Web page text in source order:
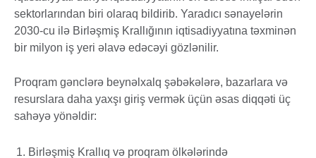
sektorlarından biri olaraq bildirib. Yaradıcı sənayelərin
2030-cu ilə Birləşmiş Krallığının iqtisadiyyatına təxminən
bir milyon iş yeri əlavə edəcəyi gözlənilir.
Proqram gənclərə beynəlxalq şəbəkələrə, bazarlara və
resurslara daha yaxşı giriş vermək üçün əsas diqqəti üç
sahəyə yönəldir:
Birləşmiş Krallıq və proqram ölkələrində